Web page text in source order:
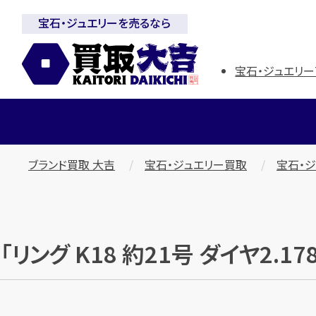
宝石・ジュエリーを売るなら
宝石・ジュエリ
ブランド買取 大吉 宝石・ジュエリー買取 宝石・
「リング K18 約21号 ダイヤ